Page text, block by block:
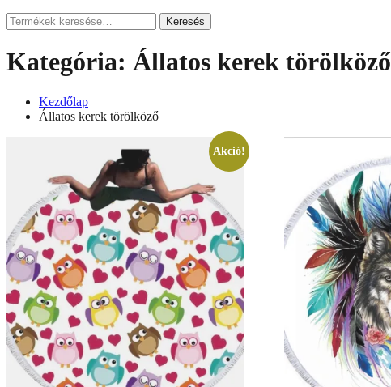
Keresés
a
Keresés
Kategória: Állatos kerek törölköző
Kezdőlap
Állatos kerek törölköző
Akció!